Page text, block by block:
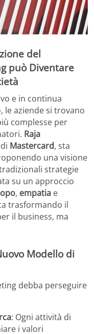
del
può Diventare
e in continua
le aziende si trovano
complesse per
Raja
Mastercard, sta
una visione
strategie
su un approccio
, empatia e
trasformando il
il business, ma
Modello di
debba perseguire
: Ogni attività di
i valori